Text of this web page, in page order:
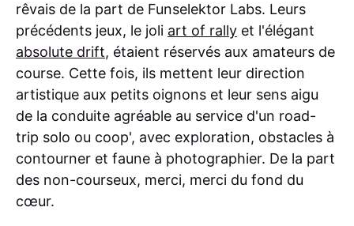
rêvais de la part de Funselektor Labs. Leurs
précédents jeux, le joli art of rally et l'élégant
absolute drift, étaient réservés aux amateurs de
course. Cette fois, ils mettent leur direction
artistique aux petits oignons et leur sens aigu
de la conduite agréable au service d'un road-
trip solo ou coop', avec exploration, obstacles à
contourner et faune à photographier. De la part
des non-courseux, merci, merci du fond du
cœur.